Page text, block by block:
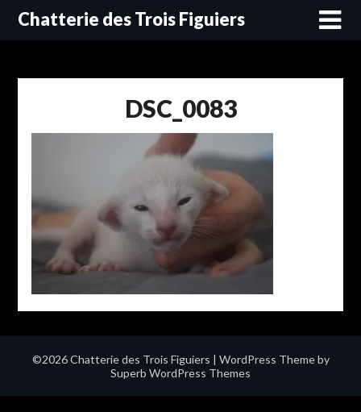
SkipChatterie des Trois Figuiers
DSC_0083
©2026 Chatterie des Trois Figuiers | WordPress Theme by
Superb WordPress Themes